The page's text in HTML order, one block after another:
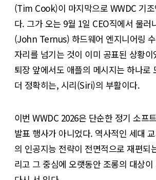
(Tim Cook)이 마지막으로 WWDC 기
다. 그가 오는 9월 1일 CEO직에서 물러
(John Ternus) 하드웨어 엔지니어링
자리를 넘기는 것이 이미 공표된 상황
퇴장 앞에서도 애플의 메시지는 하나로
더 정확히는, 시리(Siri)의 부활이다.
이번 WWDC 2026은 단순한 정기 소프
발표 행사가 아니었다. 역사적인 세대
의 인공지능 전략이 전면적으로 재편되
리고 그 중심에 오랫동안 조롱의 대상